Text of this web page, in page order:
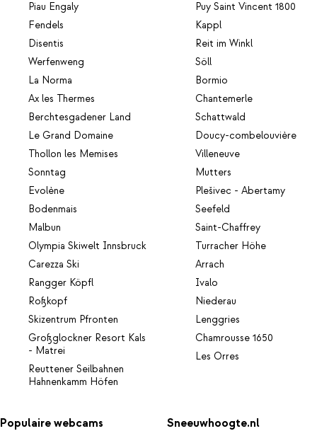
Piau Engaly
Fendels
Disentis
Werfenweng
La Norma
Ax les Thermes
Berchtesgadener Land
Le Grand Domaine
Thollon les Memises
Sonntag
Evolène
Bodenmais
Malbun
Olympia Skiwelt Innsbruck
Carezza Ski
Rangger Köpfl
Roßkopf
Skizentrum Pfronten
Großglockner Resort Kals
- Matrei
Reuttener Seilbahnen
Hahnenkamm Höfen
Puy Saint Vincent 1800
Kappl
Reit im Winkl
Söll
Bormio
Chantemerle
Schattwald
Doucy-combelouvière
Villeneuve
Mutters
Plešivec - Abertamy
Seefeld
Saint-Chaffrey
Turracher Höhe
Arrach
Ivalo
Niederau
Lenggries
Chamrousse 1650
Les Orres
Populaire webcams Sneeuwhoogte.nl